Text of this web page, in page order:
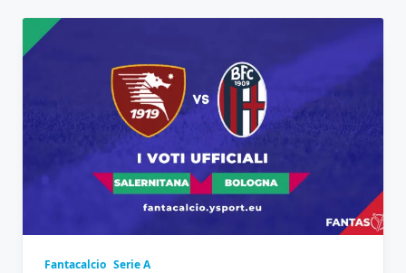
Fantacalcio Serie A